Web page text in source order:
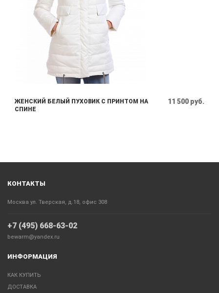
ЖЕНСКИЙ БЕЛЫЙ ПУХОВИК С ПРИНТОМ НА
СПИНЕ
11 500 руб.
КОНТАКТЫ
Москва ул. Тверская, д.18, офис 308
+7 (495) 668-63-02
bewarm@yandex.ru
ИНФОРМАЦИЯ
КАК КУПИТЬ
ДОСТАВКА